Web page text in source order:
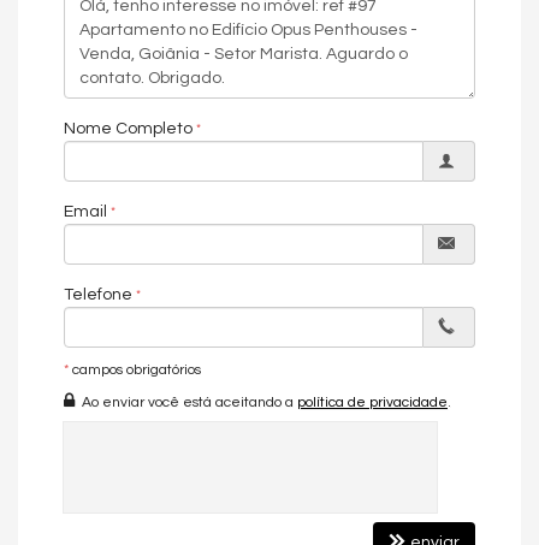
Portaria 24h
Portão Eletrônico
Nome Completo
Email
Telefone
* campos obrigatórios
Ao enviar você está aceitando a política de privacidade